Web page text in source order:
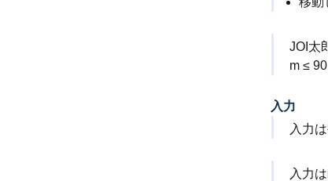
JOI太
m ≤
入力
入力
入力